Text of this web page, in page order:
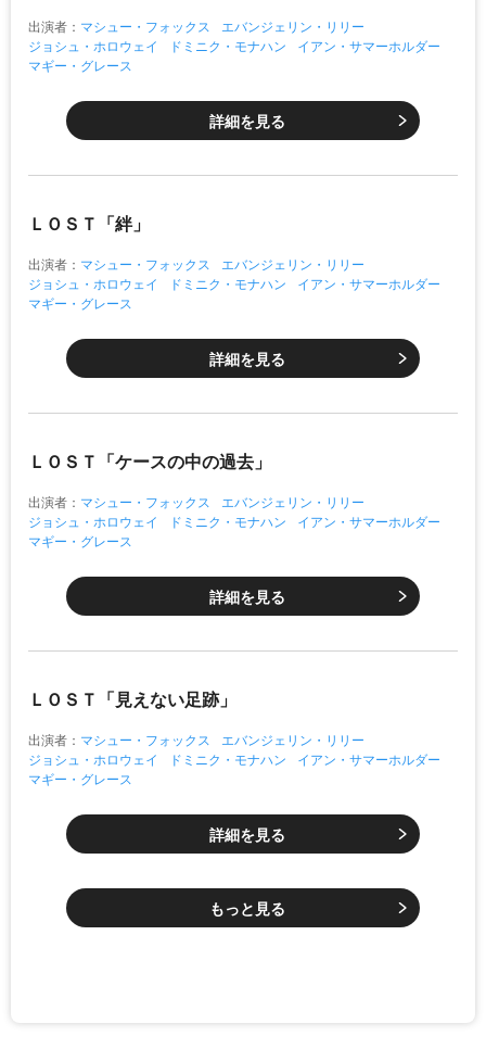
出演者： マシュー・フォックス
エバンジェリン・リリー
ジョシュ・ホロウェイ
ドミニク・モナハン
イアン・サマーホルダー
マギー・グレース
詳細を見る
ＬＯＳＴ「絆」
出演者： マシュー・フォックス
エバンジェリン・リリー
ジョシュ・ホロウェイ
ドミニク・モナハン
イアン・サマーホルダー
マギー・グレース
詳細を見る
ＬＯＳＴ「ケースの中の過去」
出演者： マシュー・フォックス
エバンジェリン・リリー
ジョシュ・ホロウェイ
ドミニク・モナハン
イアン・サマーホルダー
マギー・グレース
詳細を見る
ＬＯＳＴ「見えない足跡」
出演者： マシュー・フォックス
エバンジェリン・リリー
ジョシュ・ホロウェイ
ドミニク・モナハン
イアン・サマーホルダー
マギー・グレース
詳細を見る
もっと見る